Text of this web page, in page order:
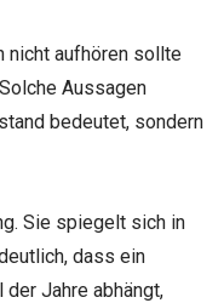
nicht aufhören sollte
Aussagen
bedeutet, sondern
Sie spiegelt sich in
dass ein
Jahre abhängt,